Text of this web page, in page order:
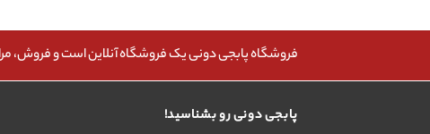
فروشگاه پابجی دونی یک فروشگاه آنلاین است و فروش،
پابجی دونی رو بشناسید!